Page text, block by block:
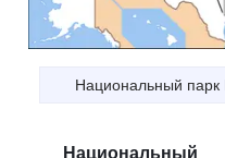
Национальный